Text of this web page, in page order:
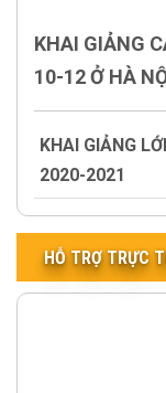
KHAI GIẢNG
10-12 Ở HÀ
KHAI GIẢNG
2020-2021
HỖ TRỢ TRỰC